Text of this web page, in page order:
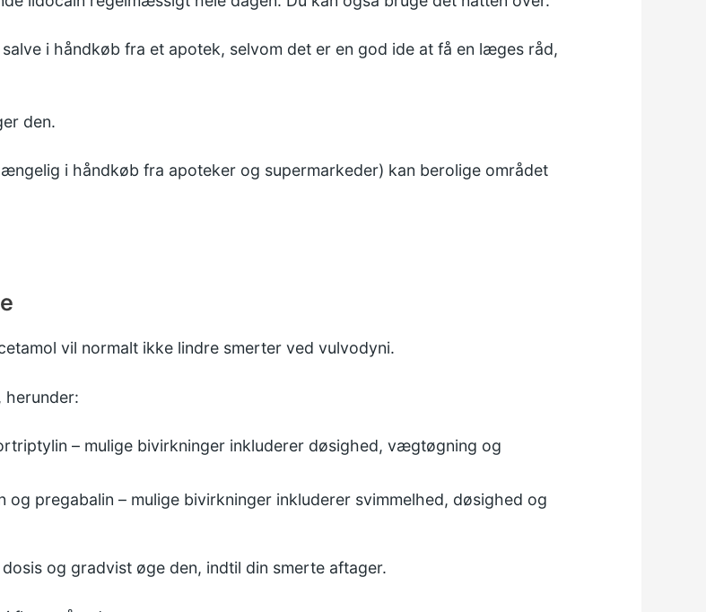
i håndkøb fra et apotek, selvom det er en god ide at få en læges råd,
den.
i håndkøb fra apoteker og supermarkeder) kan berolige området
vil normalt ikke lindre smerter ved vulvodyni.
– mulige bivirkninger inkluderer døsighed, vægtøgning og
og pregabalin – mulige bivirkninger inkluderer svimmelhed, døsighed og
og gradvist øge den, indtil din smerte aftager.